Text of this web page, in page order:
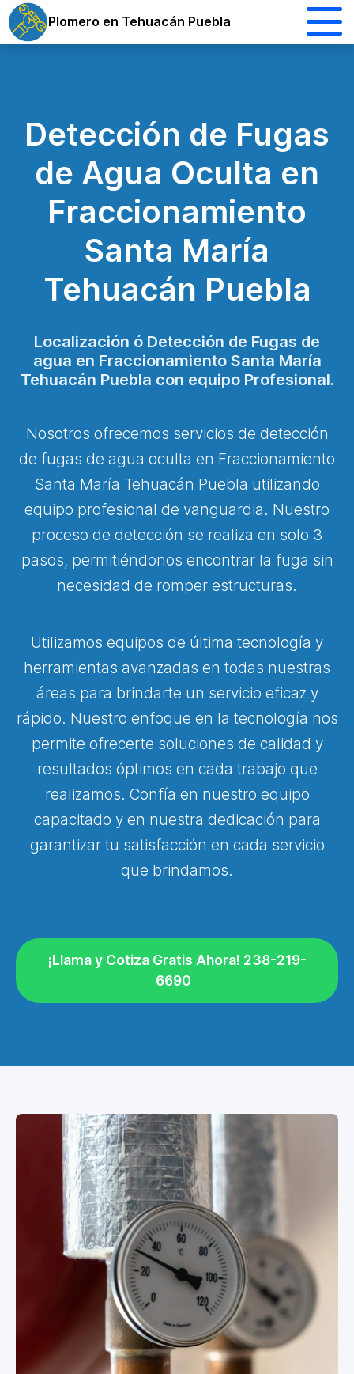
Plomero en Tehuacán Puebla
Detección de Fugas
de Agua Oculta en
Fraccionamiento
Santa María
Tehuacán Puebla
Localización ó Detección de Fugas de
agua en Fraccionamiento Santa María
Tehuacán Puebla con equipo Profesional.
Nosotros ofrecemos servicios de detección
de fugas de agua oculta en Fraccionamiento
Santa María Tehuacán Puebla utilizando
equipo profesional de vanguardia. Nuestro
proceso de detección se realiza en solo 3
pasos, permitiéndonos encontrar la fuga sin
necesidad de romper estructuras.
Utilizamos equipos de última tecnología y
herramientas avanzadas en todas nuestras
áreas para brindarte un servicio eficaz y
rápido. Nuestro enfoque en la tecnología nos
permite ofrecerte soluciones de calidad y
resultados óptimos en cada trabajo que
realizamos. Confía en nuestro equipo
capacitado y en nuestra dedicación para
garantizar tu satisfacción en cada servicio
que brindamos.
¡Llama y Cotiza Gratis Ahora! 238-219-
6690